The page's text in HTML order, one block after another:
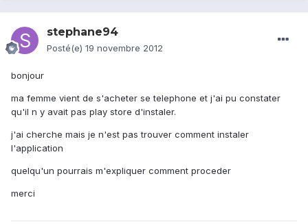
stephane94
Posté(e) 19 novembre 2012
bonjour
ma femme vient de s'acheter se telephone et j'ai pu constater
qu'il n y avait pas play store d'instaler.
j'ai cherche mais je n'est pas trouver comment instaler
l'application
quelqu'un pourrais m'expliquer comment proceder
merci